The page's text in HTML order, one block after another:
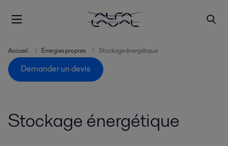
Accueil Énergies propres Stockage énergétique
Demander un devis
Stockage énergétique